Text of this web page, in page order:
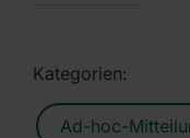
Präsentationen &
Kategorien:
Ad-hoc-